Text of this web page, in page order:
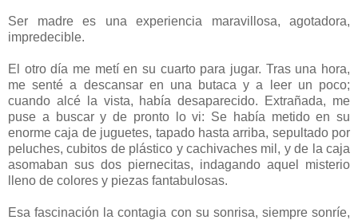
Ser madre es una experiencia maravillosa, agotadora,
impredecible.
El otro día me metí en su cuarto para jugar. Tras una hora,
me senté a descansar en una butaca y a leer un poco;
cuando alcé la vista, había desaparecido. Extrañada, me
puse a buscar y de pronto lo vi: Se había metido en su
enorme caja de juguetes, tapado hasta arriba, sepultado por
peluches, cubitos de plástico y cachivaches mil, y de la caja
asomaban sus dos piernecitas, indagando aquel misterio
lleno de colores y piezas fantabulosas.
Esa fascinación la contagia con su sonrisa, siempre sonríe,